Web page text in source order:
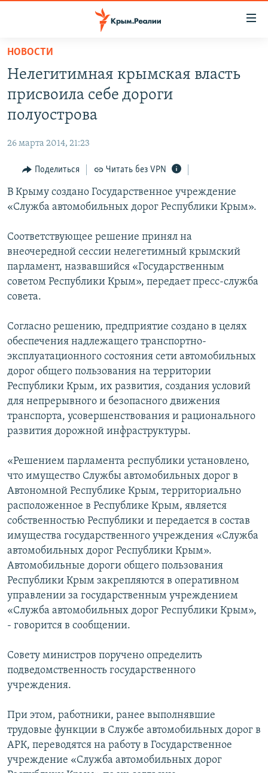
Вернуться
основному
содержанию
Вернутся
главной
навигации
Вернутся
поиску
11 ЛЕТ ОККУПАЦИИ КРЫМА. 11 ИСТОРИЙ СОПРОТИВЛЕНИЯ
ВОДА
ЕЩЕ
ИНТЕРАКТИВ
ИНФОГРАФИКА
ТЕЛЕПРОЕКТ КРЫМ.РЕАЛИИ
СОВЕТЫ ПРАВОЗАЩИТНИКОВ
ПРОПАВШИЕ БЕЗ ВЕСТИ
ПОБЕДИТЕЛЕЙ НЕ СУДЯТ?
КРЫМ.НЕПОКОРЕННЫЙ
ELIFBE
УКРАИНСКАЯ ПРОБЛЕМА КРЫМА
РАДІО СВОБОДА
КАК ОБОЙТИ БЛОКИРОВКУ
ПРИСОЕДИНЯЙТЕСЬ!
Все сайты RFE/RL
НОВОСТИ
Нелегитимная крымская власть
присвоила себе дороги
полуострова
26 марта 2014, 21:23
Поделиться Читать без VPN
В Крыму создано Государственное учреждение
«Служба автомобильных дорог Республики Крым».
Соответствующее решение принял на
внеочередной сессии нелегетимный крымский
парламент, назвавшийся «Государственным
советом Республики Крым», передает пресс-служба
совета.
Согласно решению, предприятие создано в целях
обеспечения надлежащего транспортно-
эксплуатационного состояния сети автомобильных
дорог общего пользования на территории
Республики Крым, их развития, создания условий
для непрерывного и безопасного движения
транспорта, усовершенствования и рационального
развития дорожной инфраструктуры.
«Решением парламента республики установлено,
что имущество Службы автомобильных дорог в
Автономной Республике Крым, территориально
расположенное в Республике Крым, является
собственностью Республики и передается в состав
имущества государственного учреждения «Служба
автомобильных дорог Республики Крым».
Автомобильные дороги общего пользования
Республики Крым закрепляются в оперативном
управлении за государственным учреждением
«Служба автомобильных дорог Республики Крым»,
- говорится в сообщении.
Совету министров поручено определить
подведомственность государственного
учреждения.
При этом, работники, ранее выполнявшие
трудовые функции в Службе автомобильных дорог в
АРК, переводятся на работу в Государственное
учреждение «Служба автомобильных дорог